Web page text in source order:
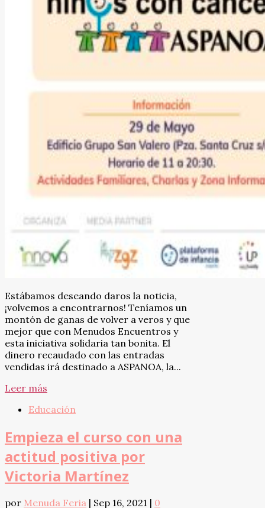
Estábamos deseando daros la noticia,
¡volvemos a encontrarnos! Teníamos un
montón de ganas de volver a veros y que
mejor que con Menudos Encuentros y
esta iniciativa solidaria tan bonita. El
dinero recaudado con las entradas
vendidas irá destinado a ASPANOA, la...
Leer más
Educación
Empieza el curso con una
actitud positiva por
Victoria Martínez
por Menuda Feria | Sep 16, 2021 | 0